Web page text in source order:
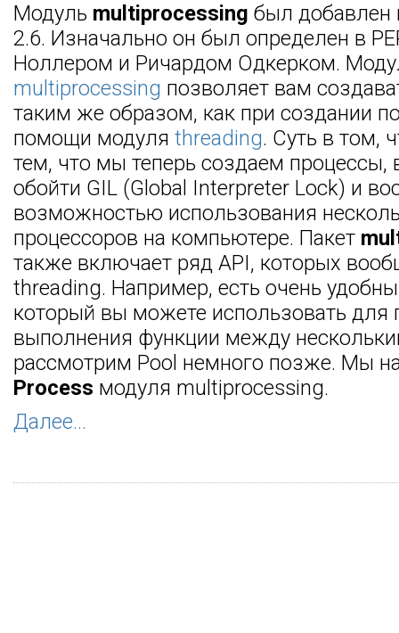
Модуль multiprocessing был добавлен
2.6. Изначально он был определен в
Ноллером и Ричардом Одкерком.
multiprocessing позволяет вам
таким же образом, как при создании
помощи модуля threading. Суть в том,
тем, что мы теперь создаем
обойти GIL (Global Interpreter Lock) и
возможностью использования
процессоров на компьютере. Пакет
также включает ряд API, которых
threading. Например, есть очень
который вы можете использовать для
выполнения функции между
рассмотрим Pool немного позже. Мы
Process модуля multiprocessing.
Далее...